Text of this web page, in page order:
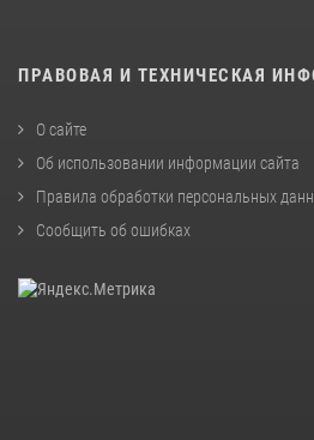
ПРАВОВАЯ И ТЕХНИЧЕСКАЯ
О сайте
Об использовании информации сайта
Правила обработки персональных
Сообщить об ошибках